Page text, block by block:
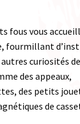
fous vous
fourmillant
curiosités
des appeaux,
des petits
de